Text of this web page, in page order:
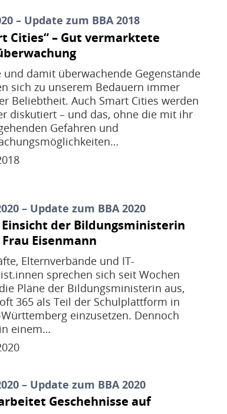
– Update zum BBA 2018
Cities“ – Gut vermarktete
und damit überwachende Gegenstände
sich zu unserem Bedauern immer
Beliebtheit. Auch Smart Cities werden
diskutiert – und das, ohne die mit ihr
Gefahren und
– Update zum BBA 2020
Einsicht der Bildungsministerin
Frau Eisenmann
Elternverbände und IT-
sprechen sich seit Wochen
Pläne der Bildungsministerin aus,
365 als Teil der Schulplattform in
einzusetzen. Dennoch
einem…
– Update zum BBA 2020
Geschehnisse auf